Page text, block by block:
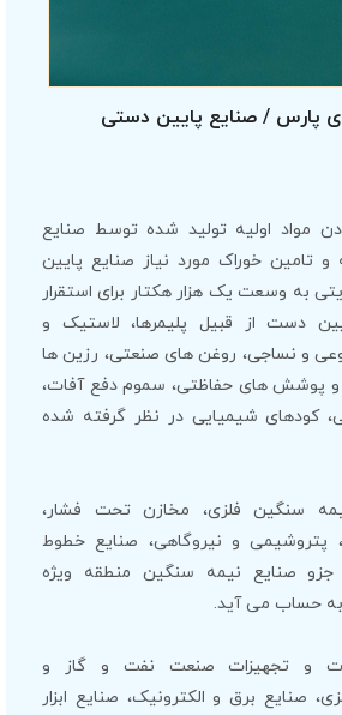
پارس / صنایع پایین دستی
مواد اولیه تولید شده توسط صنایع
تامین خوراک مورد نیاز صنایع پایین
به وسعت یک هزار هکتار برای استقرار
دست از قبیل پلیمرها، لاستیک و
و نساجی، روغن های صنعتی، رزین ها
پوشش های حفاظتی، سموم دفع آفات،
کودهای شیمیایی در نظر گرفته شده
سنگین فلزی، مخازن تحت فشار،
پتروشیمی و نیروگاهی، صنایع خطوط
جزو صنایع نیمه سنگین منطقه ویژه
حساب می آید.
و تجهیزات صنعت نفت و گاز و
صنایع برق و الکترونیک، صنایع ابزار